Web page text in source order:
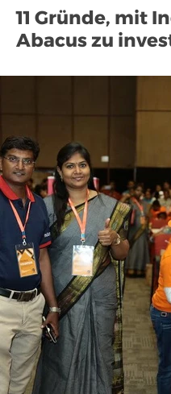
11 Gründe, mit
Abacus zu